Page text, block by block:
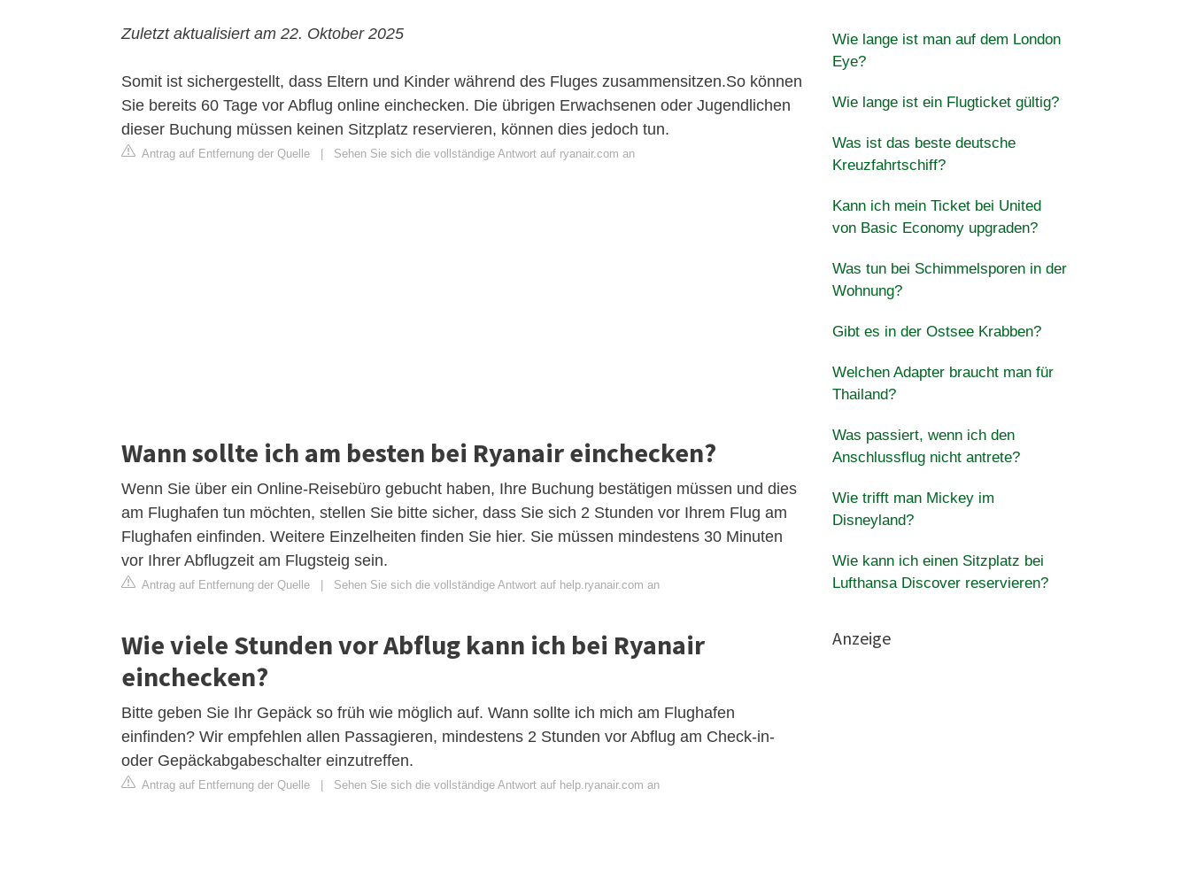
Zuletzt aktualisiert am 22. Oktober 2025
Somit ist sichergestellt, dass Eltern und Kinder während des Fluges zusammensitzen.So können
Sie bereits 60 Tage vor Abflug online einchecken. Die übrigen Erwachsenen oder Jugendlichen
dieser Buchung müssen keinen Sitzplatz reservieren, können dies jedoch tun.
Antrag auf Entfernung der Quelle Sehen Sie sich die vollständige Antwort auf ryanair.com an
Wann sollte ich am besten bei Ryanair einchecken?
Wenn Sie über ein Online-Reisebüro gebucht haben, Ihre Buchung bestätigen müssen und dies
am Flughafen tun möchten, stellen Sie bitte sicher, dass Sie sich 2 Stunden vor Ihrem Flug am
Flughafen einfinden. Weitere Einzelheiten finden Sie hier. Sie müssen mindestens 30 Minuten
vor Ihrer Abflugzeit am Flugsteig sein.
Antrag auf Entfernung der Quelle Sehen Sie sich die vollständige Antwort auf help.ryanair.com an
Wie viele Stunden vor Abflug kann ich bei Ryanair
einchecken?
Bitte geben Sie Ihr Gepäck so früh wie möglich auf. Wann sollte ich mich am Flughafen
einfinden? Wir empfehlen allen Passagieren, mindestens 2 Stunden vor Abflug am Check-in-
oder Gepäckabgabeschalter einzutreffen.
Antrag auf Entfernung der Quelle Sehen Sie sich die vollständige Antwort auf help.ryanair.com an
Wie lange ist man auf dem London
Eye?
Wie lange ist ein Flugticket gültig?
Was ist das beste deutsche
Kreuzfahrtschiff?
Kann ich mein Ticket bei United
von Basic Economy upgraden?
Was tun bei Schimmelsporen in der
Wohnung?
Gibt es in der Ostsee Krabben?
Welchen Adapter braucht man für
Thailand?
Was passiert, wenn ich den
Anschlussflug nicht antrete?
Wie trifft man Mickey im
Disneyland?
Wie kann ich einen Sitzplatz bei
Lufthansa Discover reservieren?
Anzeige